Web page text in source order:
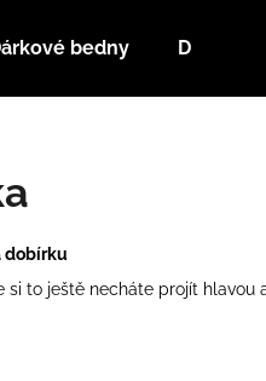
bedny Dárkové
dobírku
to ještě necháte projít hlavou